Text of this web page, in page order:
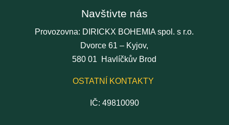
Navštivte nás
Provozovna: DIRICKX BOHEMIA spol. s r.o.
Dvorce 61 – Kyjov,
580 01 Havlíčkův Brod
OSTATNÍ KONTAKTY
IČ: 49810090